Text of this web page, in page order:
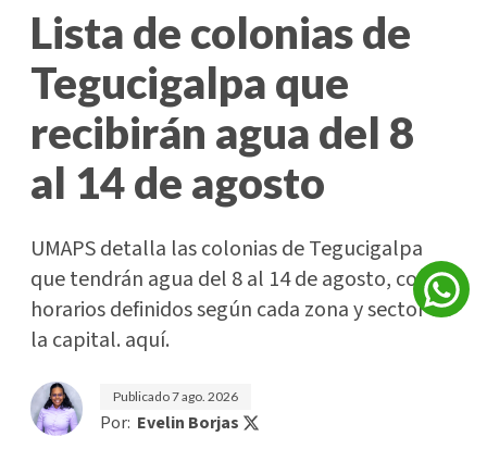
Lista de colonias de
Tegucigalpa que
recibirán agua del 8
al 14 de agosto
UMAPS detalla las colonias de Tegucigalpa
que tendrán agua del 8 al 14 de agosto, con
horarios definidos según cada zona y sector de
la capital. aquí.
Publicado7 ago. 2026
Por: Evelin Borjas